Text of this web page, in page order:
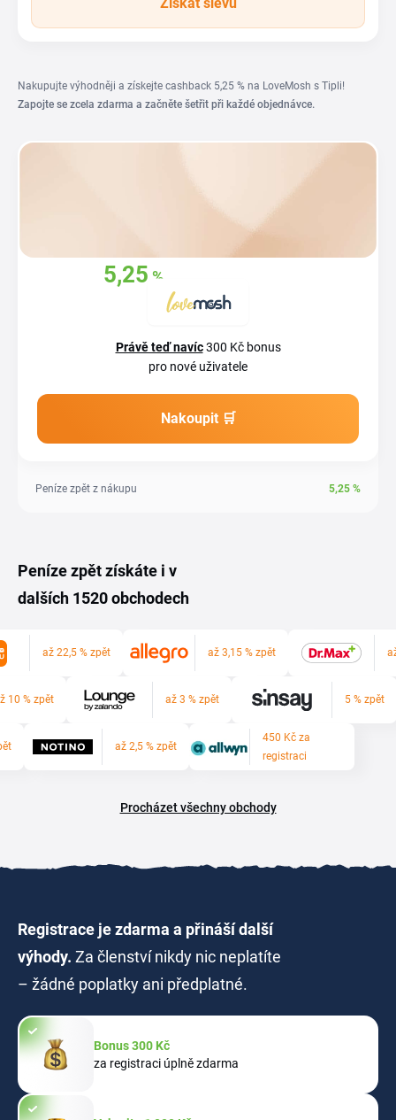
Nakupujte výhodněji a získejte cashback 5,25 % na LoveMosh s Tipli!
Zapojte se zcela zdarma a začněte šetřit při každé objednávce.
5,25 %
Právě teď navíc300 Kč bonus
pro nové uživatele
Nakoupit 🛒
Peníze zpět z nákupu 5,25 %
Peníze zpět získáte i v
dalších 1520 obchodech
až 22,5 % zpět až 3,15 % zpět
10 % zpět až 3 % zpět 5 % zpět
až 2,5 % zpět
450 Kč za
registraci
Procházet všechny obchody
Registrace je zdarma a přináší další
výhody. Za členství nikdy nic neplatíte
– žádné poplatky ani předplatné.
Bonus 300 Kč
za registraci úplně zdarma